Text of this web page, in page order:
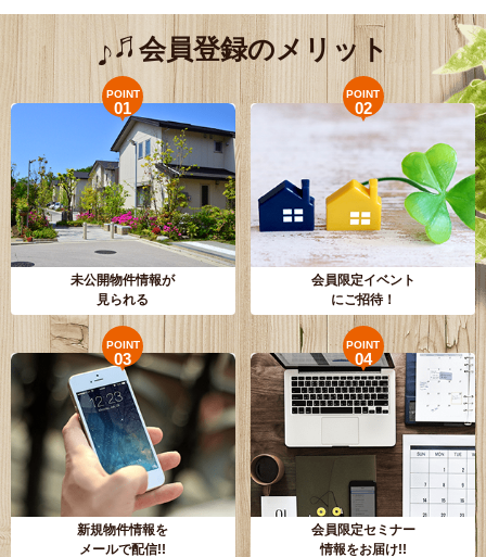
会員登録のメリット
POINT
01
未公開物件情報が
見られる
POINT
02
会員限定イベント
にご招待！
POINT
03
新規物件情報を
メールで配信!!
POINT
04
会員限定セミナー
情報をお届け!!